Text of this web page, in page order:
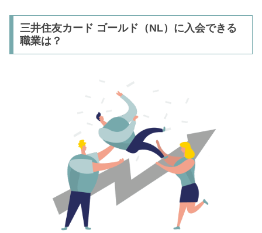
三井住友カード ゴールド（NL）に入会できる
職業は？